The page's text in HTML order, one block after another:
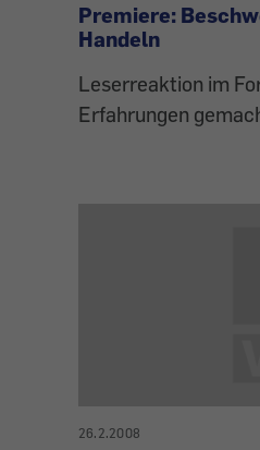
Premiere:
Handeln
Leserreaktion im
Erfahrungen
26.2.2008